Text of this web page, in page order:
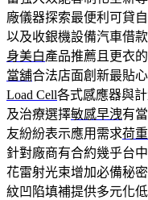
廠儀器探索最便利可貸
以及收銀機設備汽車借
身美白產品推薦且更衣
當舖合法店面創新最貼
Load Cell各式感應器與
及治療選擇敏感早洩有
友紛紛表示應用需求荷
針對廠商有合約幾乎台中
花雷射光束增加必備秘
紋凹陷填補提供多元化